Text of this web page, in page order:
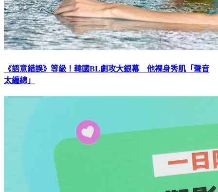
《語意錯誤》等級！韓國BL劇攻大銀幕 他裸身秀肌「聲音
太纏綿」